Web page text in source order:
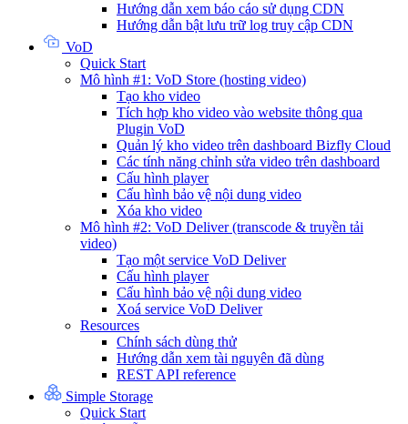
Hướng dẫn xem báo cáo sử dụng CDN
Hướng dẫn bật lưu trữ log truy cập CDN
VoD
Quick Start
Mô hình #1: VoD Store (hosting video)
Tạo kho video
Tích hợp kho video vào website thông qua
Plugin VoD
Quản lý kho video trên dashboard Bizfly Cloud
Các tính năng chỉnh sửa video trên dashboard
Cấu hình player
Cấu hình bảo vệ nội dung video
Xóa kho video
Mô hình #2: VoD Deliver (transcode & truyền tải
video)
Tạo một service VoD Deliver
Cấu hình player
Cấu hình bảo vệ nội dung video
Xoá service VoD Deliver
Resources
Chính sách dùng thử
Hướng dẫn xem tài nguyên đã dùng
REST API reference
Simple Storage
Quick Start